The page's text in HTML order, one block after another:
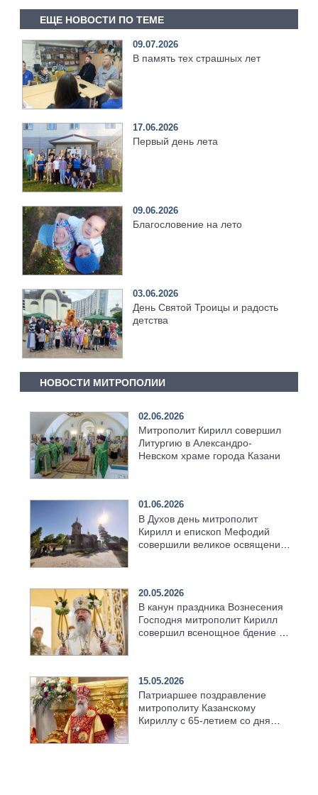
ЕЩЕ НОВОСТИ ПО ТЕМЕ
09.07.2026
В память тех страшных лет
17.06.2026
Первый день лета
09.06.2026
Благословение на лето
03.06.2026
День Святой Троицы и радость
детства
НОВОСТИ МИТРОПОЛИИ
02.06.2026
Митрополит Кирилл совершил
Литургию в Александро-
Невском храме города Казани
01.06.2026
В Духов день митрополит
Кирилл и епископ Мефодий
совершили великое освящение
20.05.2026
В канун праздника Вознесения
Господня митрополит Кирилл
совершил всенощное бдение в
15.05.2026
Патриаршее поздравление
митрополиту Казанскому
Кириллу с 65-летием со дня